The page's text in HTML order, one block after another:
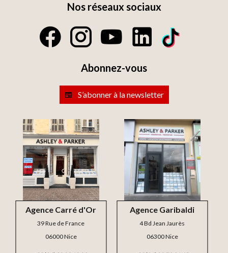
Nos réseaux sociaux
Abonnez-vous
S’abonner à la newsletter
Agence Carré d'Or
39 Rue de France
06000 Nice
Agence Garibaldi
4 Bd Jean Jaurès
06300 Nice